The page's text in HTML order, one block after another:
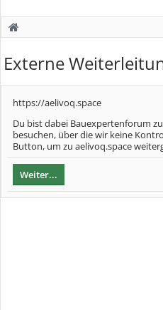
Externe
https://aelivoq.space
Du bist dabei Bauexpertenforum
besuchen, über die wir keine
Button, um zu aelivoq.space
Weiter...